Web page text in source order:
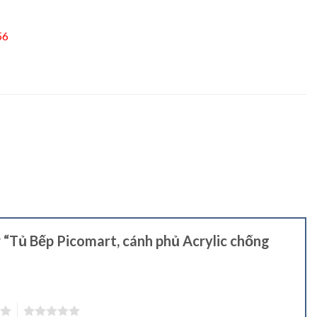
Bếp Picomart, cánh phủ Acrylic chống